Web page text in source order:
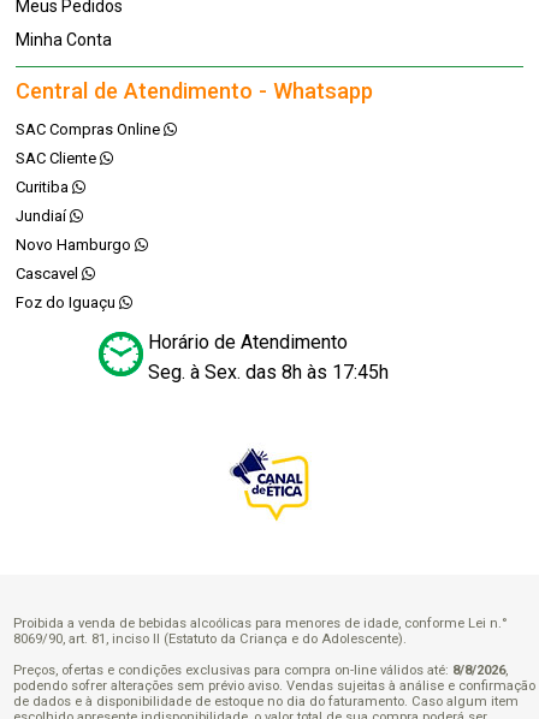
Meus Pedidos
Minha Conta
Central de Atendimento - Whatsapp
SAC Compras Online
SAC Cliente
Curitiba
Jundiaí
Novo Hamburgo
Cascavel
Foz do Iguaçu
Horário de Atendimento
Seg. à Sex. das 8h às 17:45h
Proibida a venda de bebidas alcoólicas para menores de idade, conforme Lei n.°
8069/90, art. 81, inciso II (Estatuto da Criança e do Adolescente).
Preços, ofertas e condições exclusivas para compra on-line válidos até: 8/8/2026,
podendo sofrer alterações sem prévio aviso. Vendas sujeitas à análise e confirmação
de dados e à disponibilidade de estoque no dia do faturamento. Caso algum item